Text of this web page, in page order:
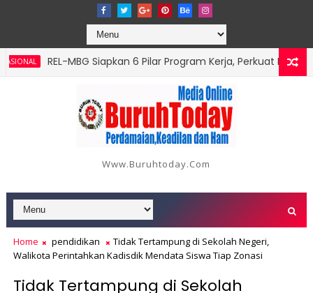
‎REL-MBG Siapkan 6 Pilar Program Kerja, Perkuat Ekosistem
Www.buruhtoday.com
Home pendidikan
Tidak Tertampung di Sekolah Negeri,
Walikota Perintahkan Kadisdik Mendata Siswa Tiap Zonasi
Tidak Tertampung di Sekolah